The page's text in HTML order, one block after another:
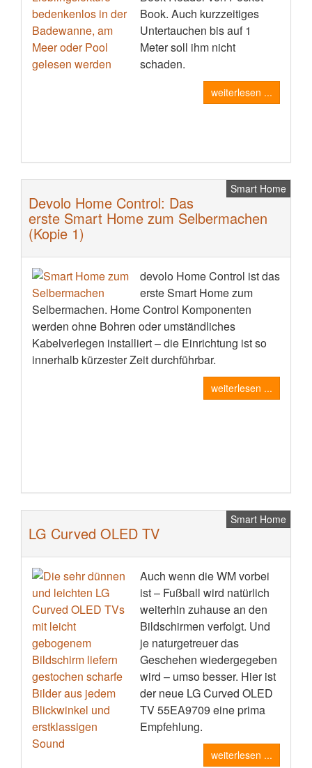
Book. Auch kurzzeitiges
Untertauchen bis auf 1
Meter soll ihm nicht
schaden.
weiterlesen ...
Smart Home
Devolo Home Control: Das
erste Smart Home zum Selbermachen
(Kopie 1)
devolo Home Control ist das
erste Smart Home zum
Selbermachen. Home Control Komponenten
werden ohne Bohren oder umständliches
Kabelverlegen installiert – die Einrichtung ist so
innerhalb kürzester Zeit durchführbar.
weiterlesen ...
Smart Home
LG Curved OLED TV
Auch wenn die WM vorbei
ist – Fußball wird natürlich
weiterhin zuhause an den
Bildschirmen verfolgt. Und
je naturgetreuer das
Geschehen wiedergegeben
wird – umso besser. Hier ist
der neue LG Curved OLED
TV 55EA9709 eine prima
Empfehlung.
weiterlesen ...